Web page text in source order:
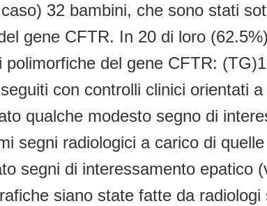
32 bambini, che sono stati
gene CFTR. In 20 di loro
del gene CFTR:
con controlli clinici orientati
qualche modesto segno di
segni radiologici a carico di
segni di interessamento epatico
siano state fatte da